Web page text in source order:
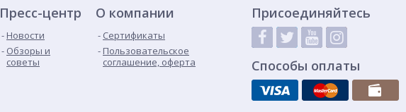
Пресс-центр
Новости
Обзоры и
советы
О компании
Сертификаты
Пользовательское
соглашение, оферта
Присоединяйтесь
Способы оплаты